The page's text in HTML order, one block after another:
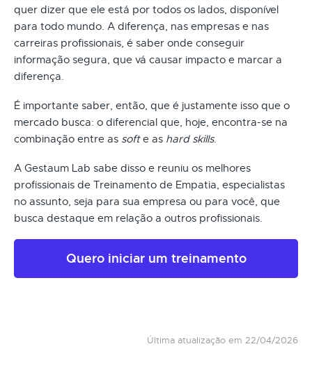
quer dizer que ele está por todos os lados, disponível
para todo mundo. A diferença, nas empresas e nas
carreiras profissionais, é saber onde conseguir
informação segura, que vá causar impacto e marcar a
diferença.
É importante saber, então, que é justamente isso que o
mercado busca: o diferencial que, hoje, encontra-se na
combinação entre as softe as hard skills.
A Gestaum Lab sabe disso e reuniu os melhores
profissionais de Treinamento de Empatia, especialistas
no assunto, seja para sua empresa ou para você, que
busca destaque em relação a outros profissionais.
Quero iniciar um treinamento
Última atualização em 22/04/2026